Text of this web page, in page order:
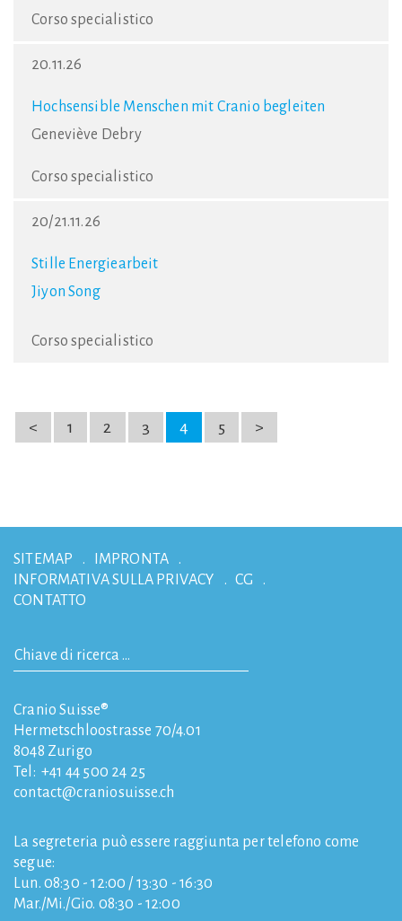
Corso specialistico
20.11.26
Hochsensible Menschen mit Cranio begleiten
Geneviève Debry
Corso specialistico
20/21.11.26
Stille Energiearbeit
Jiyon Song
Corso specialistico
< 1 2 3 4 5 >
SITEMAP
IMPRONTA
INFORMATIVA SULLA PRIVACY
CG
CONTATTO
Cranio Suisse®
Hermetschloostrasse 70/4.01
8048 Zurigo
Tel: +41 44 500 24 25
contact
craniosuisse.ch
La segreteria può essere raggiunta per telefono come
segue:
Lun. 08:30 - 12:00 / 13:30 - 16:30
Mar./Mi./Gio. 08:30 - 12:00